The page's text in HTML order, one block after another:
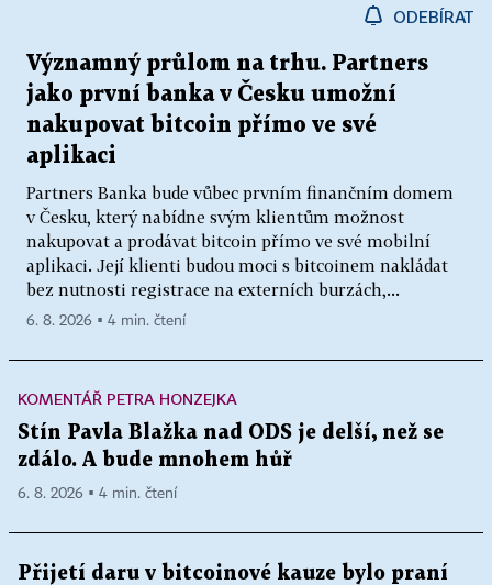
ODEBÍRAT
Významný průlom na trhu. Partners
jako první banka v Česku umožní
nakupovat bitcoin přímo ve své
aplikaci
Partners Banka bude vůbec prvním finančním domem
v Česku, který nabídne svým klientům možnost
nakupovat a prodávat bitcoin přímo ve své mobilní
aplikaci. Její klienti budou moci s bitcoinem nakládat
bez nutnosti registrace na externích burzách,...
6. 8. 2026 ▪ 4 min. čtení
KOMENTÁŘ PETRA HONZEJKA
Stín Pavla Blažka nad ODS je delší, než se
zdálo. A bude mnohem hůř
6. 8. 2026 ▪ 4 min. čtení
Přijetí daru v bitcoinové kauze bylo praní